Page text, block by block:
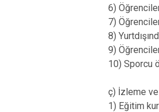
6)
7)
8)
9)
10) Sporcu
ç) İzleme
1) Eğitim